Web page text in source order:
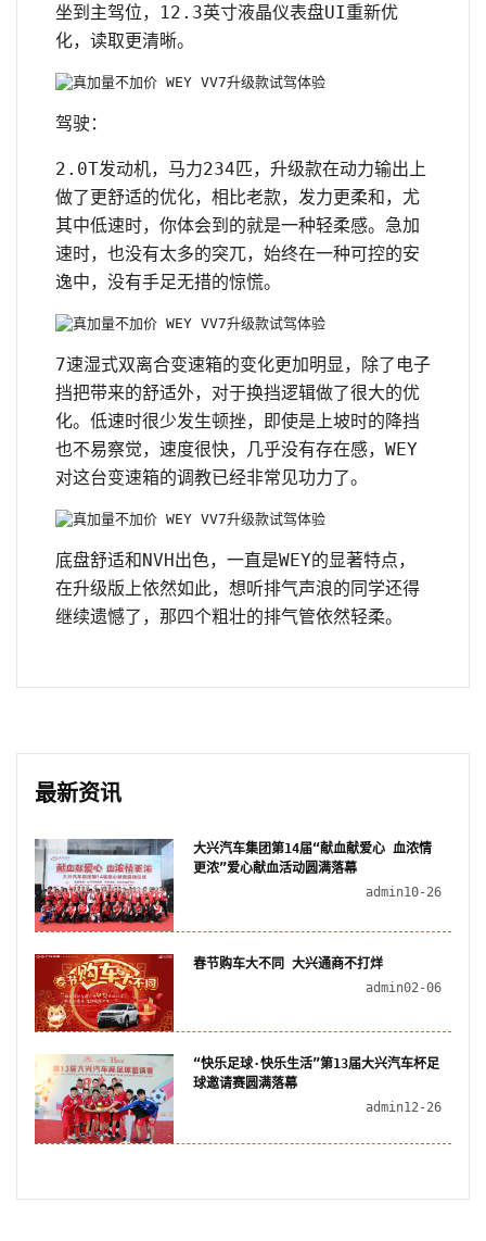
坐到主驾位，12.3英寸液晶仪表盘UI重新优
化，读取更清晰。
驾驶：
2.0T发动机，马力234匹，升级款在动力输出上
做了更舒适的优化，相比老款，发力更柔和，尤
其中低速时，你体会到的就是一种轻柔感。急加
速时，也没有太多的突兀，始终在一种可控的安
逸中，没有手足无措的惊慌。
7速湿式双离合变速箱的变化更加明显，除了电子
挡把带来的舒适外，对于换挡逻辑做了很大的优
化。低速时很少发生顿挫，即使是上坡时的降挡
也不易察觉，速度很快，几乎没有存在感，WEY
对这台变速箱的调教已经非常见功力了。
底盘舒适和NVH出色，一直是WEY的显著特点，
在升级版上依然如此，想听排气声浪的同学还得
继续遗憾了，那四个粗壮的排气管依然轻柔。
最新资讯
大兴汽车集团第14届“献血献爱心 血浓情
更浓”爱心献血活动圆满落幕
admin10-26
春节购车大不同 大兴通商不打烊
admin02-06
“快乐足球·快乐生活”第13届大兴汽车杯足
球邀请赛圆满落幕
admin12-26